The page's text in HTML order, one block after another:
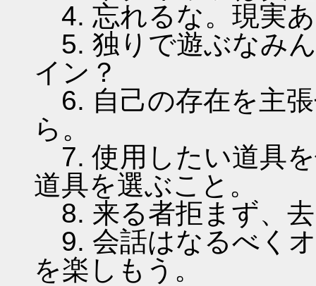
4. 忘れるな。現実
5. 独りで遊ぶなみ
イン？
6. 自己の存在を主
ら。
7. 使用したい道具
道具を選ぶこと。
8. 来る者拒まず、
9. 会話はなるべく
を楽しもう。